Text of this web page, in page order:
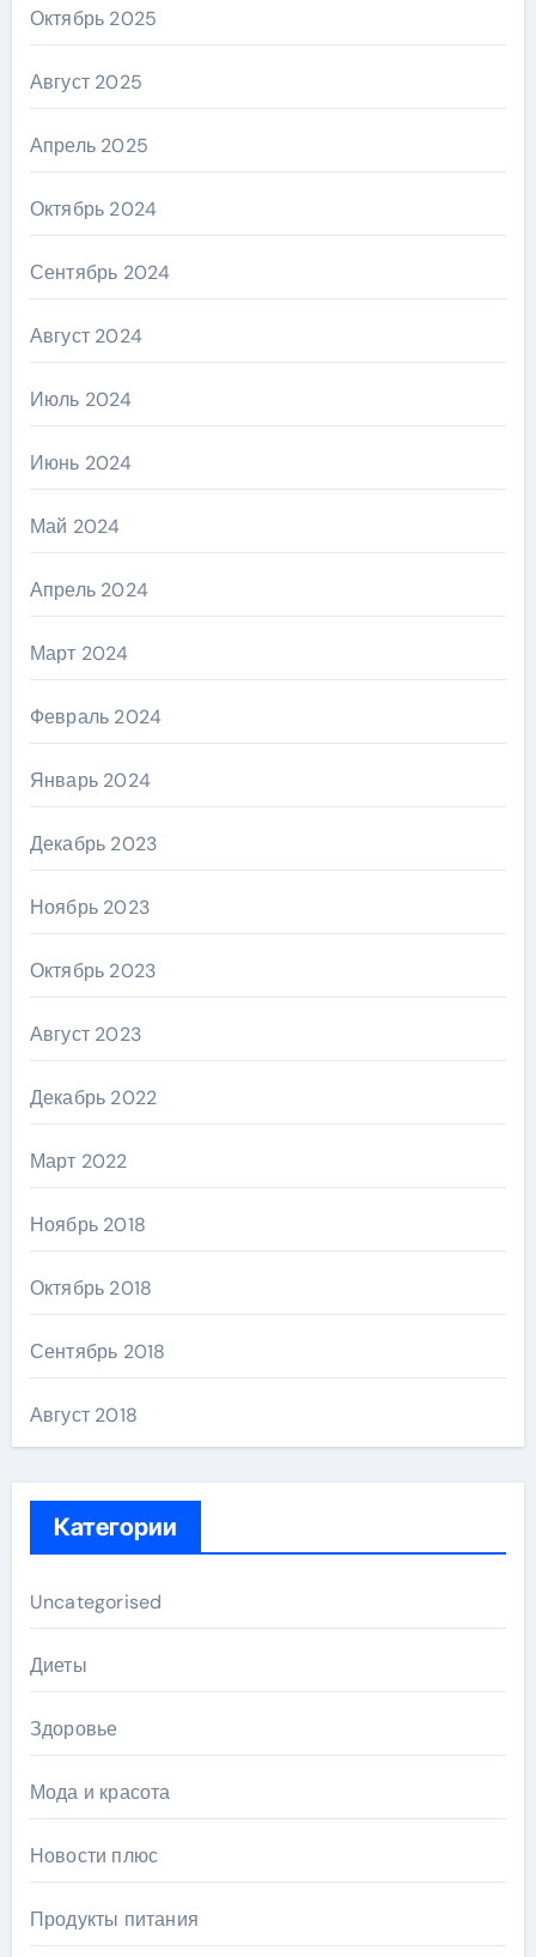
Октябрь 2025
Август 2025
Апрель 2025
Октябрь 2024
Сентябрь 2024
Август 2024
Июль 2024
Июнь 2024
Май 2024
Апрель 2024
Март 2024
Февраль 2024
Январь 2024
Декабрь 2023
Ноябрь 2023
Октябрь 2023
Август 2023
Декабрь 2022
Март 2022
Ноябрь 2018
Октябрь 2018
Сентябрь 2018
Август 2018
Категории
Uncategorised
Диеты
Здоровье
Мода и красота
Новости плюс
Продукты питания